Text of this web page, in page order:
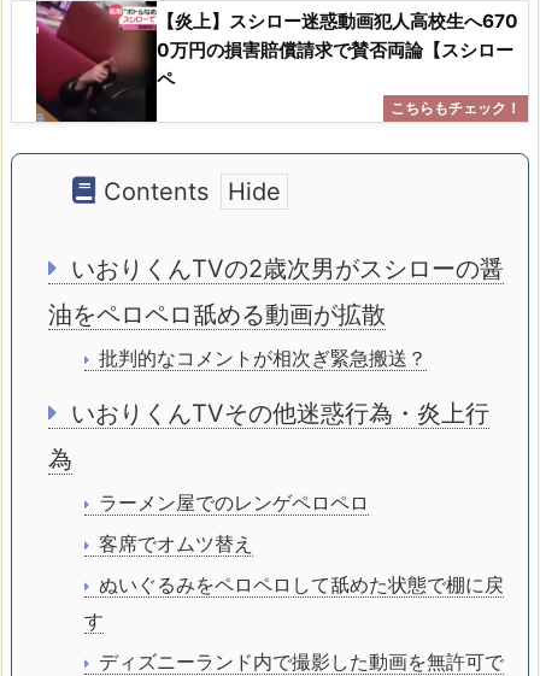
【炎上】スシロー迷惑動画犯人高校生へ670
0万円の損害賠償請求で賛否両論【スシロー
ペ
Contents
いおりくんTVの2歳次男がスシローの醤
油をペロペロ舐める動画が拡散
批判的なコメントが相次ぎ緊急搬送？
いおりくんTVその他迷惑行為・炎上行
為
ラーメン屋でのレンゲペロペロ
客席でオムツ替え
ぬいぐるみをペロペロして舐めた状態で棚に戻
す
ディズニーランド内で撮影した動画を無許可で